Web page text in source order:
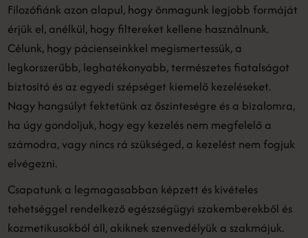
Filozófiánk azon alapul, hogy önmagunk legjobb formáját
érjük el, anélkül, hogy filtereket kellene használnunk.
Célunk, hogy pácienseinkkel megismertessük, a
legkorszerűbb, leghatékonyabb, természetes fiatalságot
biztosító és az egyedi szépséget kiemelő kezeléseket.
Nagy hangsúlyt fektetünk az őszinteségre és a bizalomra,
ha úgy gondoljuk, hogy egy kezelés nem megfelelő a
számodra, vagy nincs rá szükséged, a kezelést nem fogjuk
elvégezni.
Csapatunk a legmagasabban képzett és kivételes
tehetséggel rendelkező egészségügyi szakemberekből és
kozmetikusokból áll, akiknek szenvedélyük a szakmájuk.